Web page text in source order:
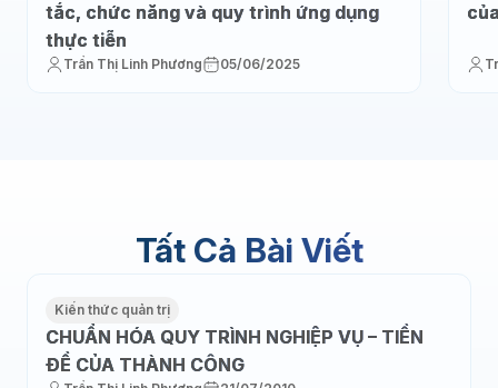
tắc, chức năng và quy trình ứng dụng
thực tiễn
Trần Thị Linh Phương 05/06/2025
Tất Cả Bài Viết
Kiến thức quản trị
CHUẨN HÓA QUY TRÌNH NGHIỆP VỤ – TIỀN
ĐỀ CỦA THÀNH CÔNG